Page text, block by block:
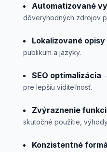
Automatizované
dôveryhodných zdrojov
Lokalizované opisy
publikum a jazyky.
SEO optimalizácia
pre lepšiu viditeľnosť.
Zvýraznenie
skutočné použitie,
Konzistentné